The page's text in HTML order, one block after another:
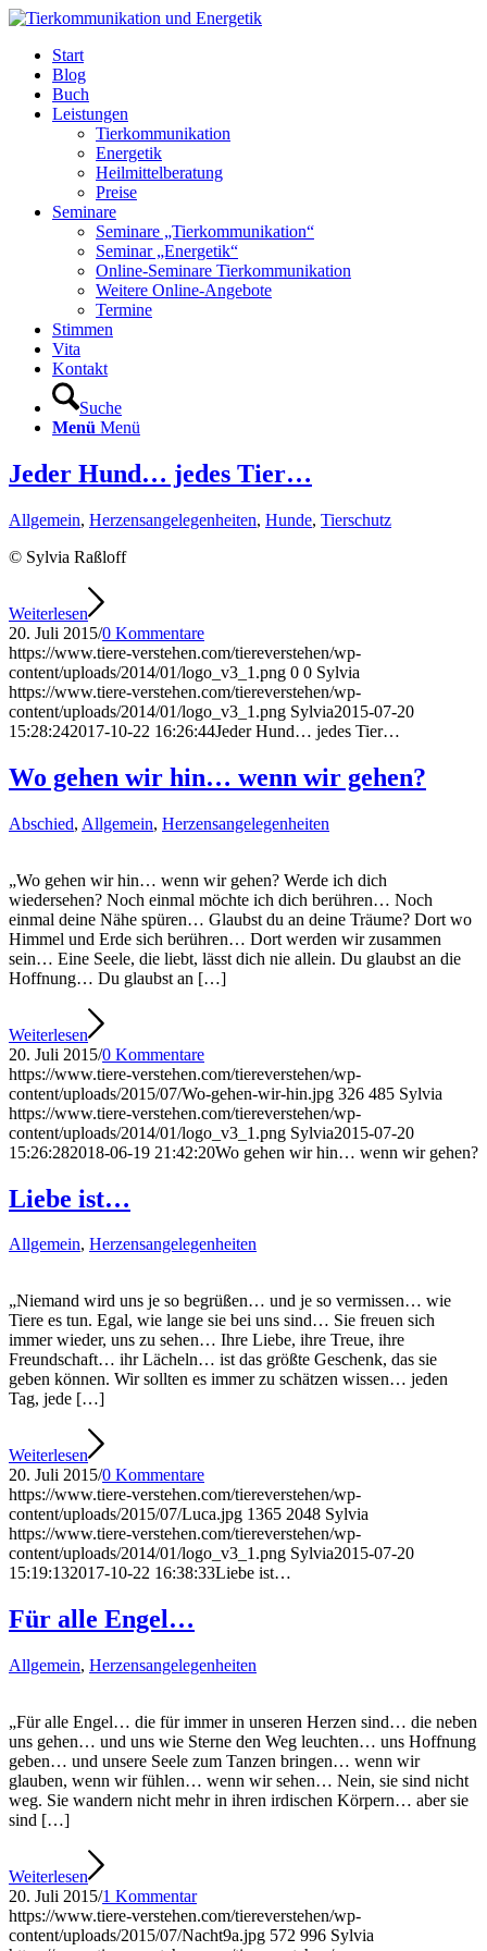
Start
Blog
Buch
Leistungen
Tierkommunikation
Energetik
Heilmittelberatung
Preise
Seminare
Seminare „Tierkommunikation“
Seminar „Energetik“
Online-Seminare Tierkommunikation
Weitere Online-Angebote
Termine
Stimmen
Vita
Kontakt
Suche
Menü Menü
Jeder Hund… jedes Tier…
Allgemein, Herzensangelegenheiten, Hunde, Tierschutz
© Sylvia Raßloff
Weiterlesen
20. Juli 2015/0 Kommentare
https://www.tiere-verstehen.com/tiereverstehen/wp-
content/uploads/2014/01/logo_v3_1.png 0 0 Sylvia
https://www.tiere-verstehen.com/tiereverstehen/wp-
content/uploads/2014/01/logo_v3_1.png Sylvia2015-07-20
15:28:242017-10-22 16:26:44Jeder Hund… jedes Tier…
Wo gehen wir hin… wenn wir gehen?
Abschied, Allgemein, Herzensangelegenheiten
„Wo gehen wir hin… wenn wir gehen? Werde ich dich
wiedersehen? Noch einmal möchte ich dich berühren… Noch
einmal deine Nähe spüren… Glaubst du an deine Träume? Dort wo
Himmel und Erde sich berühren… Dort werden wir zusammen
sein… Eine Seele, die liebt, lässt dich nie allein. Du glaubst an die
Hoffnung… Du glaubst an […]
Weiterlesen
20. Juli 2015/0 Kommentare
https://www.tiere-verstehen.com/tiereverstehen/wp-
content/uploads/2015/07/Wo-gehen-wir-hin.jpg 326 485 Sylvia
https://www.tiere-verstehen.com/tiereverstehen/wp-
content/uploads/2014/01/logo_v3_1.png Sylvia2015-07-20
15:26:282018-06-19 21:42:20Wo gehen wir hin… wenn wir gehen?
Liebe ist…
Allgemein, Herzensangelegenheiten
„Niemand wird uns je so begrüßen… und je so vermissen… wie
Tiere es tun. Egal, wie lange sie bei uns sind… Sie freuen sich
immer wieder, uns zu sehen… Ihre Liebe, ihre Treue, ihre
Freundschaft… ihr Lächeln… ist das größte Geschenk, das sie
geben können. Wir sollten es immer zu schätzen wissen… jeden
Tag, jede […]
Weiterlesen
20. Juli 2015/0 Kommentare
https://www.tiere-verstehen.com/tiereverstehen/wp-
content/uploads/2015/07/Luca.jpg 1365 2048 Sylvia
https://www.tiere-verstehen.com/tiereverstehen/wp-
content/uploads/2014/01/logo_v3_1.png Sylvia2015-07-20
15:19:132017-10-22 16:38:33Liebe ist…
Für alle Engel…
Allgemein, Herzensangelegenheiten
„Für alle Engel… die für immer in unseren Herzen sind… die neben
uns gehen… und uns wie Sterne den Weg leuchten… uns Hoffnung
geben… und unsere Seele zum Tanzen bringen… wenn wir
glauben, wenn wir fühlen… wenn wir sehen… Nein, sie sind nicht
weg. Sie wandern nicht mehr in ihren irdischen Körpern… aber sie
sind […]
Weiterlesen
20. Juli 2015/1 Kommentar
https://www.tiere-verstehen.com/tiereverstehen/wp-
content/uploads/2015/07/Nacht9a.jpg 572 996 Sylvia